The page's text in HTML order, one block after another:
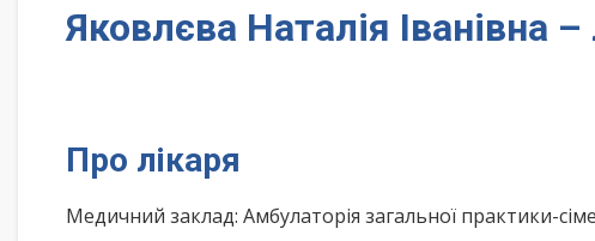
Яковлєва Наталія Іванівна
Про лікаря
Медичний заклад: Амбулаторія загальної практики-